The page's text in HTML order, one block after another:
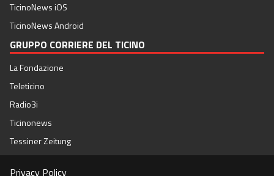
TicinoNews iOS
TicinoNews Android
GRUPPO CORRIERE DEL TICINO
La Fondazione
Teleticino
Radio3i
Ticinonews
Tessiner Zeitung
Privacy Policy